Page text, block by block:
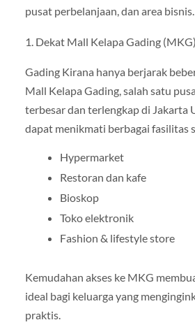
pusat perbelanjaan, dan area bisnis.
1. Dekat Mall Kelapa Gading (MKG)
Gading Kirana hanya berjarak
Mall Kelapa Gading, salah satu
terbesar dan terlengkap di Jakarta
dapat menikmati berbagai fasilitas
Hypermarket
Restoran dan kafe
Bioskop
Toko elektronik
Fashion & lifestyle store
Kemudahan akses ke MKG
ideal bagi keluarga yang
praktis.